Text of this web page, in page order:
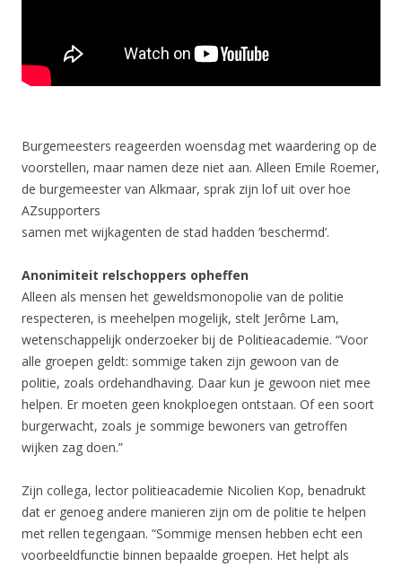
Burgemeesters reageerden woensdag met waardering op de
voorstellen, maar namen deze niet aan. Alleen Emile Roemer,
de burgemeester van Alkmaar, sprak zijn lof uit over hoe
AZsupporters
samen met wijkagenten de stad hadden ‘beschermd’.
Anonimiteit relschoppers opheffen
Alleen als mensen het geweldsmonopolie van de politie
respecteren, is meehelpen mogelijk, stelt Jerôme Lam,
wetenschappelijk onderzoeker bij de Politieacademie. “Voor
alle groepen geldt: sommige taken zijn gewoon van de
politie, zoals ordehandhaving. Daar kun je gewoon niet mee
helpen. Er moeten geen knokploegen ontstaan. Of een soort
burgerwacht, zoals je sommige bewoners van getroffen
wijken zag doen.”
Zijn collega, lector politieacademie Nicolien Kop, benadrukt
dat er genoeg andere manieren zijn om de politie te helpen
met rellen tegengaan. “Sommige mensen hebben echt een
voorbeeldfunctie binnen bepaalde groepen. Het helpt als